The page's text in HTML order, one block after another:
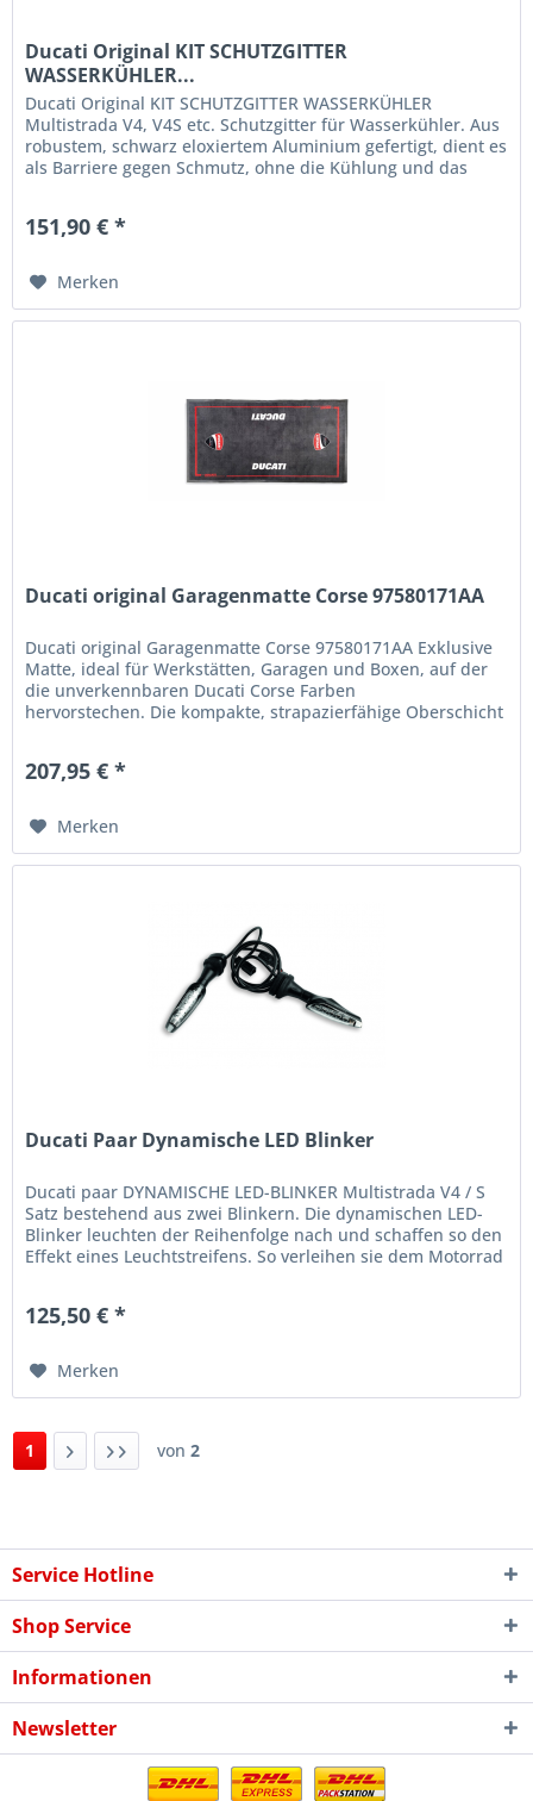
Ducati Original KIT SCHUTZGITTER
WASSERKÜHLER...
Ducati Original KIT SCHUTZGITTER WASSERKÜHLER
Multistrada V4, V4S etc. Schutzgitter für Wasserkühler. Aus
robustem, schwarz eloxiertem Aluminium gefertigt, dient es
als Barriere gegen Schmutz, ohne die Kühlung und das
151,90 € *
Merken
Ducati original Garagenmatte Corse 97580171AA
Ducati original Garagenmatte Corse 97580171AA Exklusive
Matte, ideal für Werkstätten, Garagen und Boxen, auf der
die unverkennbaren Ducati Corse Farben
hervorstechen. Die kompakte, strapazierfähige Oberschicht
207,95 € *
Merken
Ducati Paar Dynamische LED Blinker
Ducati paar DYNAMISCHE LED-BLINKER Multistrada V4 / S
Satz bestehend aus zwei Blinkern. Die dynamischen LED-
Blinker leuchten der Reihenfolge nach und schaffen so den
Effekt eines Leuchtstreifens. So verleihen sie dem Motorrad
125,50 € *
Merken
1 von 2
Service Hotline
Shop Service
Informationen
Newsletter